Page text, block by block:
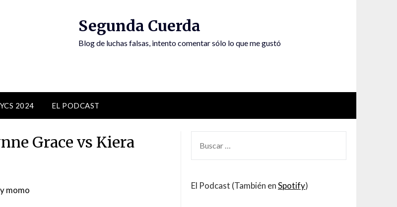
Segunda Cuerda
Blog de luchas falsas, intento comentar sólo lo que me gustó
2024 EL PODCAST
Grace vs Kiera
momo
POR:
El Podcast (También enSpotify)